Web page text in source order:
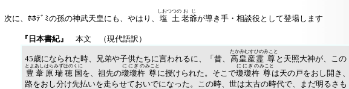
次に、ﾎﾎﾃﾞﾐの孫の神武天皇にも、やはり、 塩土
しおつつの
老爺
おじ
が導き手・相談役として登場します
『日本書紀』 本文 （現代語訳）
45歳になられた時、兄弟や子供たちに言われるに、「昔、 高皇産霊
たかみむすひの
尊
みこと
と天照大神が、この
豊葦原
とよあしはら
瑞穂国
みずほのくに
を、祖先の瓊瓊杵
ににぎの
尊
みこと
に授けられた。そこで瓊瓊杵
ににぎの
尊
みこと
は天の戸をおし開き、
路をおし分け先払いを走らせておいでになった。この時、世は太古の時代で、まだ明るさも